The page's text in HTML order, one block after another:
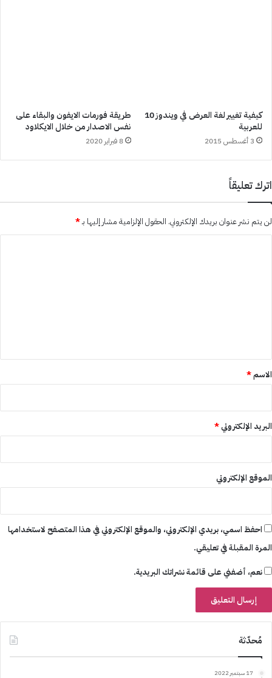
كيفية تغيير لغة العرض في ويندوز 10
للعربية
3 أغسطس 2015
طريقة فورمات الايفون والبقاء على
نفس الاصدار من خلال الايكلاود
8 فبراير 2020
اترك تعليقاً
لن يتم نشر عنوان بريدك الإلكتروني. الحقول الإلزامية مشار إليها بـ*
*
الاسم*
البريد الإلكتروني*
الموقع الإلكتروني
احفظ اسمي، بريدي الإلكتروني، والموقع الإلكتروني في هذا المتصفح لاستخدامها
المرة المقبلة في تعليقي.
نعم، أضفني على قائمة نشراتك البريدية.
مُحدّثة
17 سبتمبر 2022